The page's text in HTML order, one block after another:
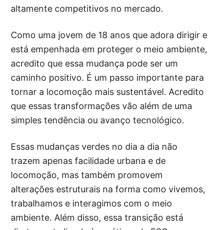
altamente competitivos no mercado.
Como uma jovem de 18 anos que adora dirigir e
está empenhada em proteger o meio ambiente,
acredito que essa mudança pode ser um
caminho positivo. É um passo importante para
tornar a locomoção mais sustentável. Acredito
que essas transformações vão além de uma
simples tendência ou avanço tecnológico.
Essas mudanças verdes no dia a dia não
trazem apenas facilidade urbana e de
locomoção, mas também promovem
alterações estruturais na forma como vivemos,
trabalhamos e interagimos com o meio
ambiente. Além disso, essa transição está